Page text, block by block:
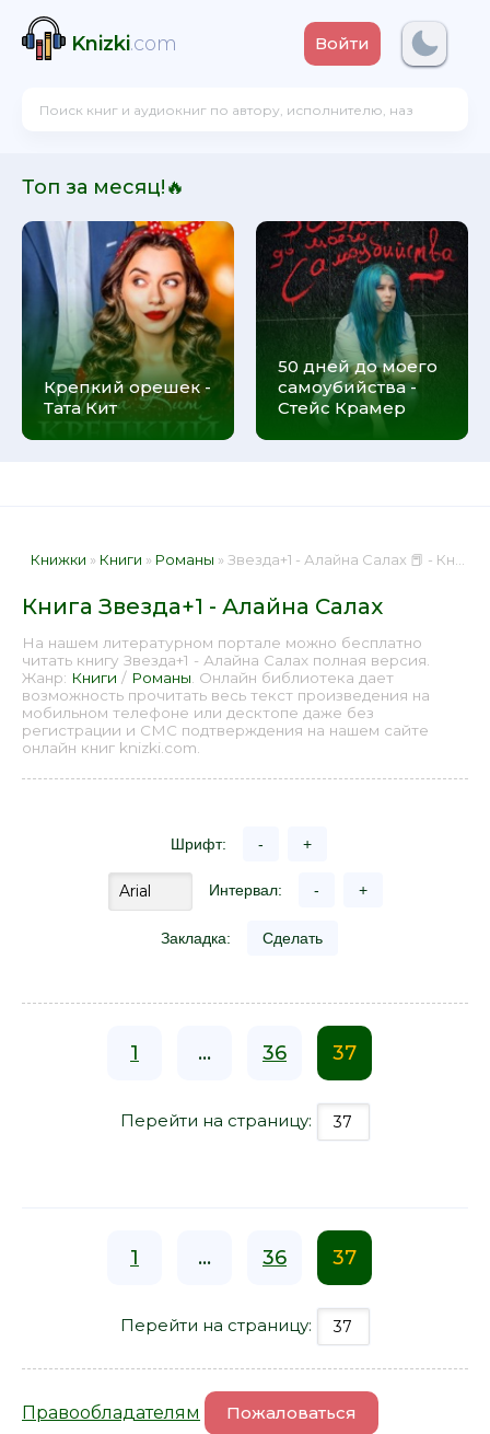
Knizki.com Войти
Топ за месяц!🔥
Крепкий орешек -
Тата Кит
50 дней до моего
самоубийства -
Стейс Крамер
Книжки » Книги » Романы » Звезда+1 - Алайна Салах 📕 - Книга онлайн бесплатно
Книга Звезда+1 - Алайна Салах
На нашем литературном портале можно бесплатно
читать книгу Звезда+1 - Алайна Салах полная версия.
Жанр: Книги / Романы . Онлайн библиотека дает
возможность прочитать весь текст произведения на
мобильном телефоне или десктопе даже без
регистрации и СМС подтверждения на нашем сайте
онлайн книг knizki.com.
Шрифт: - +
Интервал: - +
Закладка: Сделать
1 ... 36 37
Перейти на страницу:
1 ... 36 37
Перейти на страницу:
Правообладателям Пожаловаться